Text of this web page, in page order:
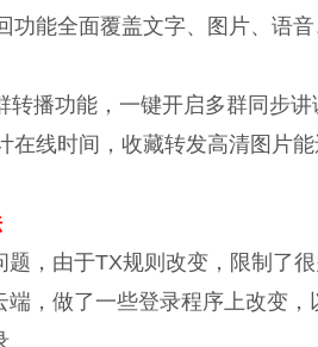
能全面覆盖文字、图片、语
播功能，一键开启多群同步
线时间，收藏转发高清图片
，由于TX规则改变，限制了很
，做了一些登录程序上改变